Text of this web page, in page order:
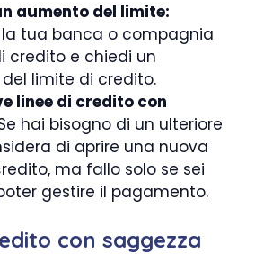
aumento del limite:
tua banca o compagnia
credito e chiedi un
limite di credito.
linee di credito con
hai bisogno di un ulteriore
di aprire una nuova
ma fallo solo se sei
gestire il pagamento.
con saggezza